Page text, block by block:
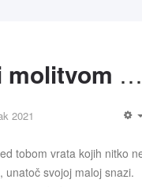
Povezani molitvom - BC Zagreb-Malešnica
2021
tobom vrata kojih nitko
unatoč svojoj maloj snazi.